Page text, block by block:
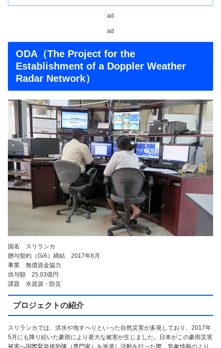
ad
ad
ODA（The Project for the
Establishment of a Doppler Weather
Radar Network）
国名 スリランカ
贈与契約（G/A）締結 2017年6月
事業 無償資金協力
供与額 25.03億円
課題 水資源・防災
プロジェクトの紹介
スリランカでは、洪水や地すべりといった自然災害が多発しており、2017年
5月にも降り続いた豪雨により甚大な被害が生じました。日本がこの豪雨災害
被害へ国際緊急援助隊（専門家）を派遣し活動を行った際、気象情報のより